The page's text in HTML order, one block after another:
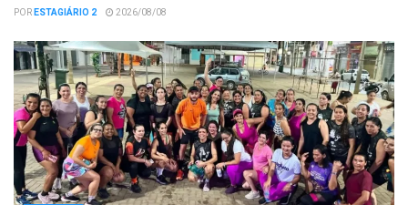
PORESTAGIÁRIO 2 2026/08/08